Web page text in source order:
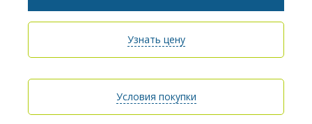
Узнать цену
Условия покупки